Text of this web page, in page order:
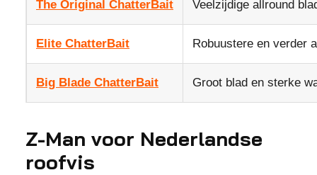
The Original ChatterBait Veelzijdige allround
Elite ChatterBait Robuustere en verder
Big Blade ChatterBait Groot blad en sterke
Z-Man voor Nederlandse
roofvis